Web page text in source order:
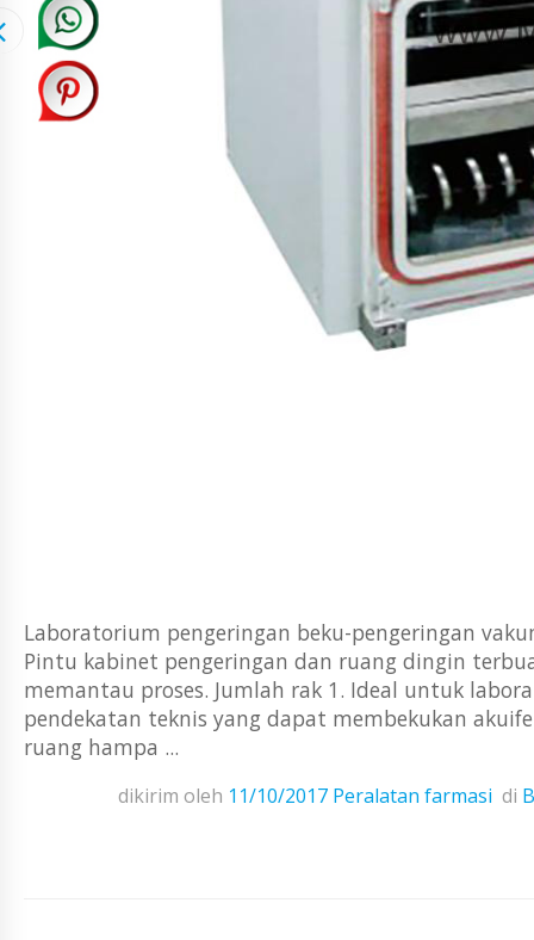
Laboratorium pengeringan beku-pengeringan
Pintu kabinet pengeringan dan ruang dingin
memantau proses. Jumlah rak 1. Ideal untuk
pendekatan teknis yang dapat membekukan
ruang hampa ...
dikirim oleh 11/10/2017 Peralatan farmasi di